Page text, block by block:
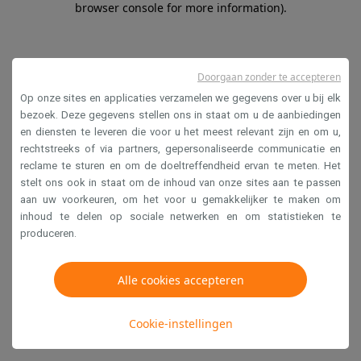
browser console for more information).
Op onze sites en applicaties verzamelen we gegevens over u bij elk
bezoek. Deze gegevens stellen ons in staat om u de aanbiedingen
en diensten te leveren die voor u het meest relevant zijn en om u,
rechtstreeks of via partners, gepersonaliseerde communicatie en
reclame te sturen en om de doeltreffendheid ervan te meten. Het
stelt ons ook in staat om de inhoud van onze sites aan te passen
aan uw voorkeuren, om het voor u gemakkelijker te maken om
inhoud te delen op sociale netwerken en om statistieken te
produceren.
Alle cookies accepteren
Cookie-instellingen
Doorgaan zonder te accepteren